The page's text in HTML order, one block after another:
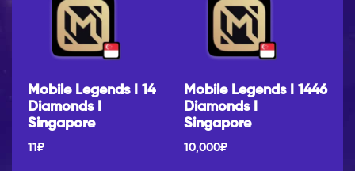
Mobile Legends I 14
Diamonds I
Singapore
11₽
Mobile Legends I 1446
Diamonds I
Singapore
10,000₽